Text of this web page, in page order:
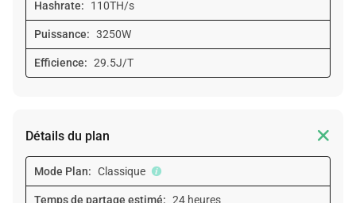
Hashrate: 110TH/s
Puissance: 3250W
Efficience: 29.5J/T
Détails du plan 
Mode Plan: Classique
Temps de partage estimé: 24 heures